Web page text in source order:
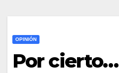
OPINIÓN
Por cierto…